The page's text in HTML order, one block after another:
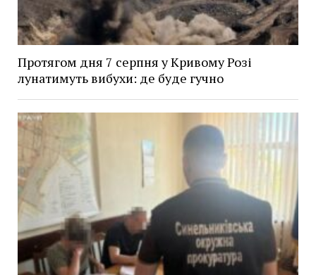
Протягом дня 7 серпня у Кривому Розі
лунатимуть вибухи: де буде гучно